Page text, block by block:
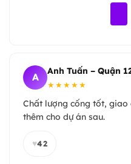
A
Anh Tuấn – Quận
★★★★★
Chất lượng cống tốt, giao
thêm cho dự án sau.
♥42